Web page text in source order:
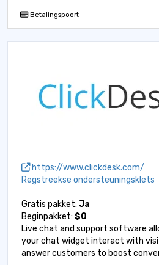
Betalingspoort
https://www.clickdesk.com/
Regstreekse ondersteuningsklets
Gratis pakket: Ja
Beginpakket: $0
Live chat and support software
your chat widget interact with
answer customers to boost